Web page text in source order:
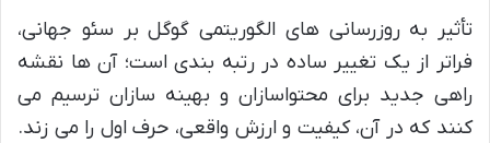
تأثیر به روزرسانی های الگوریتمی گوگل بر سئو جهانی،
فراتر از یک تغییر ساده در رتبه بندی است؛ آن ها نقشه
راهی جدید برای محتواسازان و بهینه سازان ترسیم می
کنند که در آن، کیفیت و ارزش واقعی، حرف اول را می زند.